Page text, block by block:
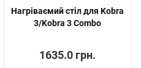
Нагріваємий стіл для Kobra
3/Kobra 3 Combo
1635.0 грн.